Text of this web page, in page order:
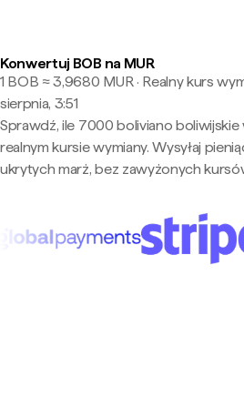
Konwertuj BOB na MUR
1 BOB ≈ 3,9680 MUR · Realny kurs
sierpnia, 3:51
Sprawdź, ile 7000 boliviano
realnym kursie wymiany. Wysyłaj
ukrytych marż, bez zawyżonych